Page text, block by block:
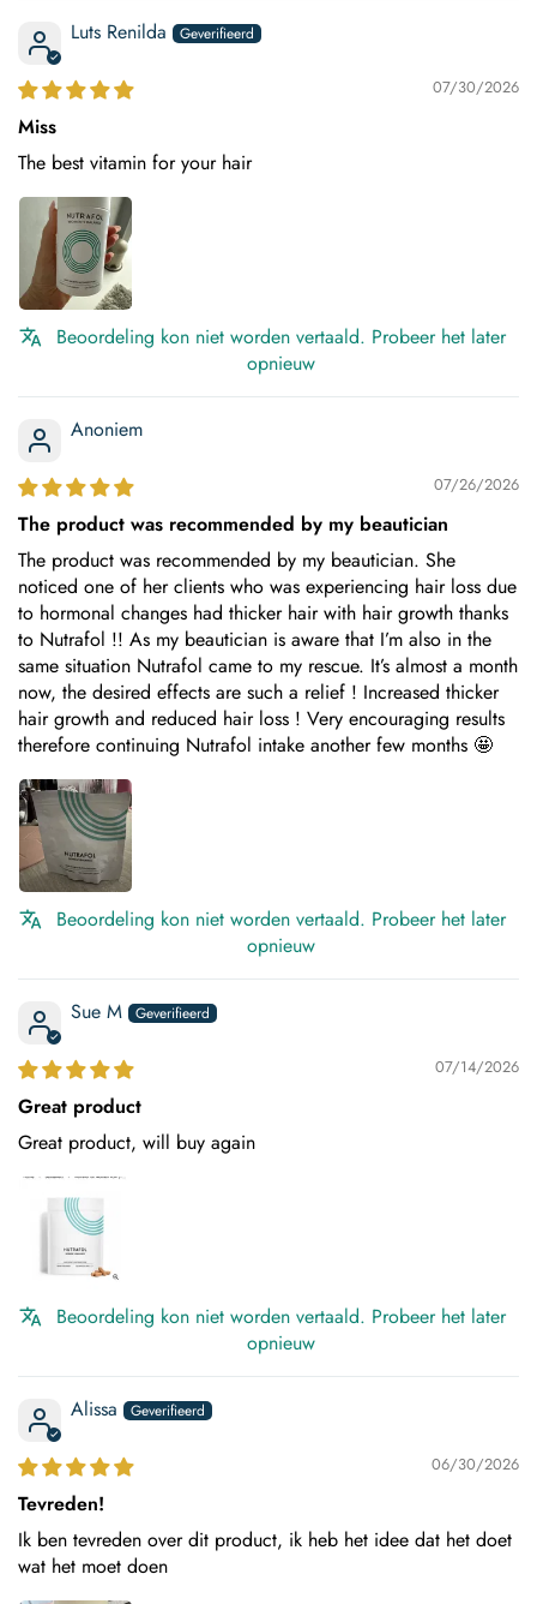
Luts Renilda
07/30/2026
Miss
The best vitamin for your hair
Beoordeling kon niet worden vertaald. Probeer het later
opnieuw
Anoniem
07/26/2026
The product was recommended by my beautician
The product was recommended by my beautician. She
noticed one of her clients who was experiencing hair loss due
to hormonal changes had thicker hair with hair growth thanks
to Nutrafol !! As my beautician is aware that I’m also in the
same situation Nutrafol came to my rescue. It’s almost a month
now, the desired effects are such a relief ! Increased thicker
hair growth and reduced hair loss ! Very encouraging results
therefore continuing Nutrafol intake another few months 🤩
Beoordeling kon niet worden vertaald. Probeer het later
opnieuw
Sue M
07/14/2026
Great product
Great product, will buy again
Beoordeling kon niet worden vertaald. Probeer het later
opnieuw
Alissa
06/30/2026
Tevreden!
Ik ben tevreden over dit product, ik heb het idee dat het doet
wat het moet doen